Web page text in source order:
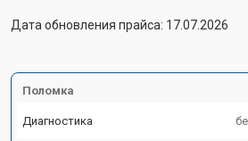
Дата обновления прайса: 17.07.2026
Поломка
Диагностика